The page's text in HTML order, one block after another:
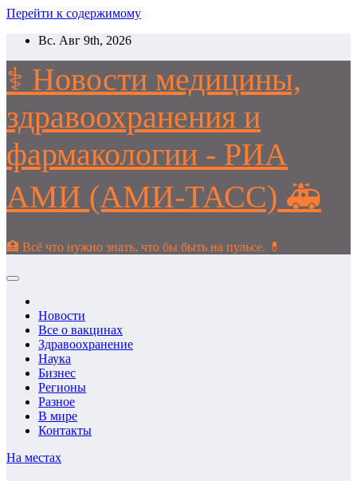
Перейти к содержимому
Вс. Авг 9th, 2026
⚕️ Новости медицины,
здравоохранения и
фармакологии - РИА
АМИ (АМИ-ТАСС) 🚑
🏥 Всё что нужно знать, что бы быть на пульсе. 💊
Новости
Все о вакцинах
Здравоохранение
Наука
Бизнес
Регионы
Разное
В мире
Контакты
На местах